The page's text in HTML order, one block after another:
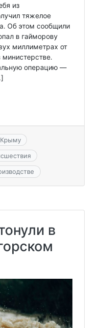
из
тяжелое
Об этом сообщили
в гайморову
миллиметрах от
министерстве.
операцию —
в